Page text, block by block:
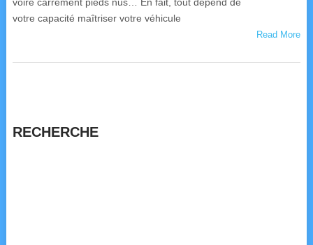
votre capacité maîtriser votre véhicule
Read More
RECHERCHE